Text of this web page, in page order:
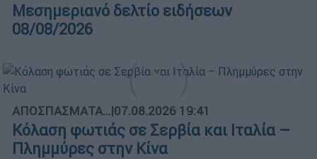
Μεσημεριανό δελτίο ειδήσεων
08/08/2026
ΑΠΟΣΠΑΣΜΑΤΑ...|07.08.2026 19:41
Κόλαση φωτιάς σε Σερβία και Ιταλία –
Πλημμύρες στην Κίνα